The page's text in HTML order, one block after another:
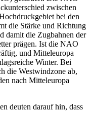
zwischen
bei den
die Stärke und Richtung
damit die Zugbahnen der
prägen. Ist die NAO
und Mitteleuropa
Winter. Bei
die Westwindzone ab,
nach Mitteleuropa
deuten darauf hin, dass